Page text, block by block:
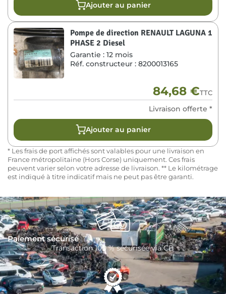
Ajouter au panier
Pompe de direction RENAULT LAGUNA 1
PHASE 2 Diesel
Garantie : 12 mois
Réf. constructeur : 8200013165
84,68 €TTC
Livraison offerte *
Ajouter au panier
* Les frais de port affichés sont valables pour une livraison en
France métropolitaine (Hors Corse) uniquement. Ces frais
peuvent varier selon votre adresse de livraison. ** Le kilométrage
est indiqué à titre indicatif mais ne peut pas être garanti.
Paiement sécurisé
Transaction 100 % sécurisée via CB